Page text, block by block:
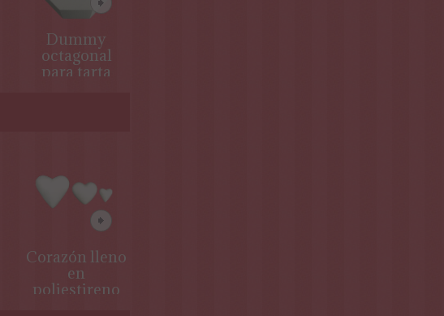
Dummy
octagonal
para tarta
Corazón lleno
en
poliestireno